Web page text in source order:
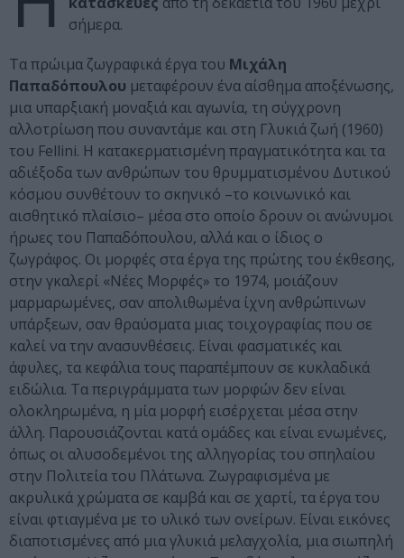
σήμερα.
Τα πρώιμα ζωγραφικά έργα του Μιχάλη
Παπαδόπουλου μεταφέρουν ένα αίσθημα αποξένωσης,
μια υπαρξιακή μοναξιά και αγωνία, τη σύγχρονη
αλλοτρίωση που συναντάμε και στη Γλυκιά ζωή (1960)
του Fellini. Η κατακερματισμένη πραγματικότητα και τα
αδιέξοδα των ανθρώπων του θρυμματισμένου Δυτικού
κόσμου συνθέτουν το σκηνικό –το κοινωνικό και
αισθητικό πλαίσιο– μέσα στο οποίο δρουν οι ανώνυμοι
ήρωες του Παπαδόπουλου, αλλά και ο ίδιος ο
ζωγράφος. Οι μορφές στα έργα της πρώτης του έκθεσης,
στην γκαλερί «Νέες Μορφές» το 1974, μοιάζουν
μαρμαρωμένες, σαν απολιθωμένα ίχνη ανθρώπινων
υπάρξεων, σαν θραύσματα μιας τοιχογραφίας που σε
καλεί να την ανασυνθέσεις. Είναι φασματικές και
άφυλες, τα κεφάλια τους παραπέμπουν σε κυκλαδικά
ειδώλια. Τα περιγράμματα των μορφών δεν είναι
ολοκληρωμένα, η μία μορφή εισέρχεται μέσα στην
άλλη. Παρουσιάζονται κατά ομάδες και είναι ενωμένες,
όπως οι αλυσοδεμένοι της αλληγορίας του σπηλαίου
στην Πολιτεία του Πλάτωνα. Ζωγραφισμένα με
ακρυλικά χρώματα σε καμβά και σε χαρτί, τα έργα του
είναι φτιαγμένα με το υλικό των ονείρων. Είναι εικόνες
διαποτισμένες από μια γλυκιά μελαγχολία, μια σιωπηλή